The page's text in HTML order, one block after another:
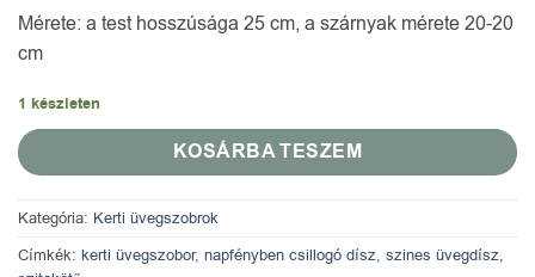
Mérete: a test hosszúsága 25 cm, a szárnyak mérete 20-20
cm
1 készleten
KOSÁRBA TESZEM
Kategória: Kerti üvegszobrok
Címkék: kerti üvegszobor, napfényben csillogó dísz, szines üvegdísz,